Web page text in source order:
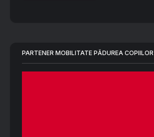
PARTENER MOBILITATE PĂDUREA COPIILOR